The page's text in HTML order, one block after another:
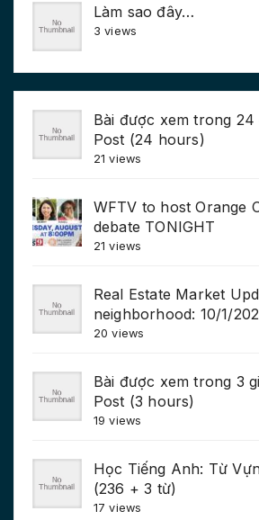
Làm sao đây…
3 views
Bài được xem trong
Post (24 hours)
21 views
WFTV to host Orange
debate TONIGHT
21 views
Real Estate Market
neighborhood: 10/1/
20 views
Bài được xem trong 3
Post (3 hours)
19 views
Học Tiếng Anh: Từ
(236 + 3 từ)
17 views